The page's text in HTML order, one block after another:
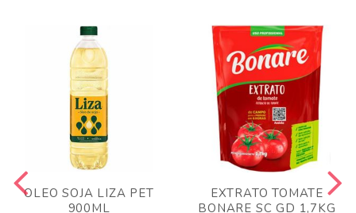
OLEO SOJA LIZA PET
900ML
EXTRATO TOMATE
BONARE SC GD 1,7KG